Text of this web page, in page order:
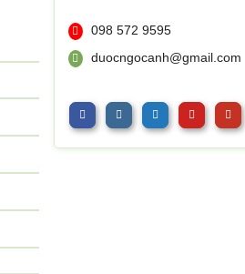
098 572 9595
duocngocanh@gmail.com